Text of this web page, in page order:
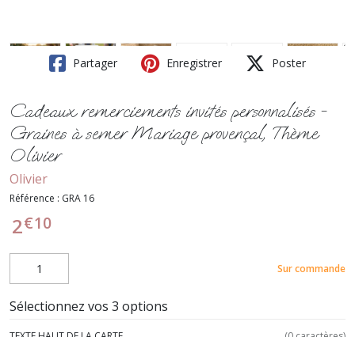
Partager Enregistrer Poster
Cadeaux remerciements invités personnalisés -
Graines à semer Mariage provençal, Thème
Olivier
Olivier
Référence : GRA 16
2€10
Sur commande
Sélectionnez vos 3 options